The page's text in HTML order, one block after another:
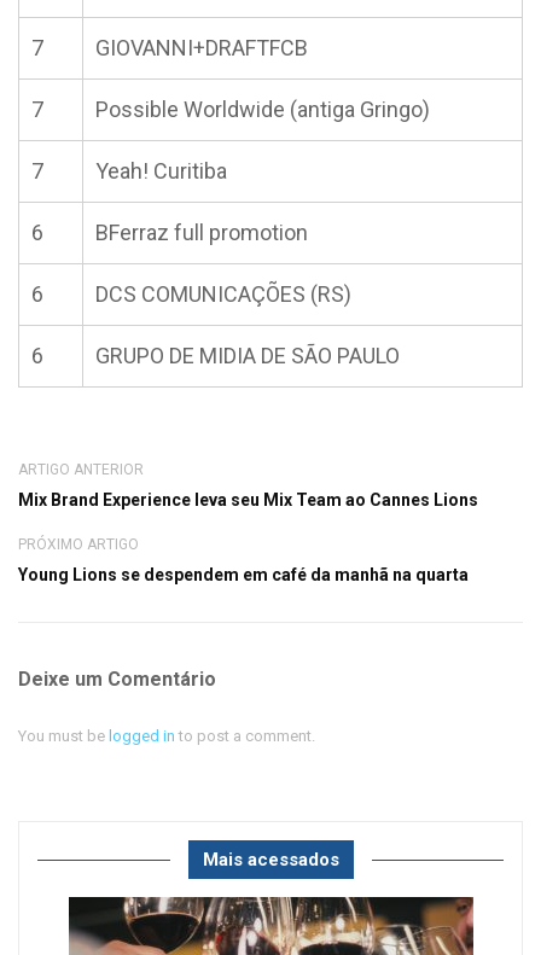
7 GIOVANNI+DRAFTFCB
7 Possible Worldwide (antiga Gringo)
7 Yeah! Curitiba
6 BFerraz full promotion
6 DCS COMUNICAÇÕES (RS)
6 GRUPO DE MIDIA DE SÃO PAULO
ARTIGO ANTERIOR
Mix Brand Experience leva seu Mix Team ao Cannes Lions
PRÓXIMO ARTIGO
Young Lions se despendem em café da manhã na quarta
Deixe um Comentário
You must be logged in to post a comment.
Mais acessados